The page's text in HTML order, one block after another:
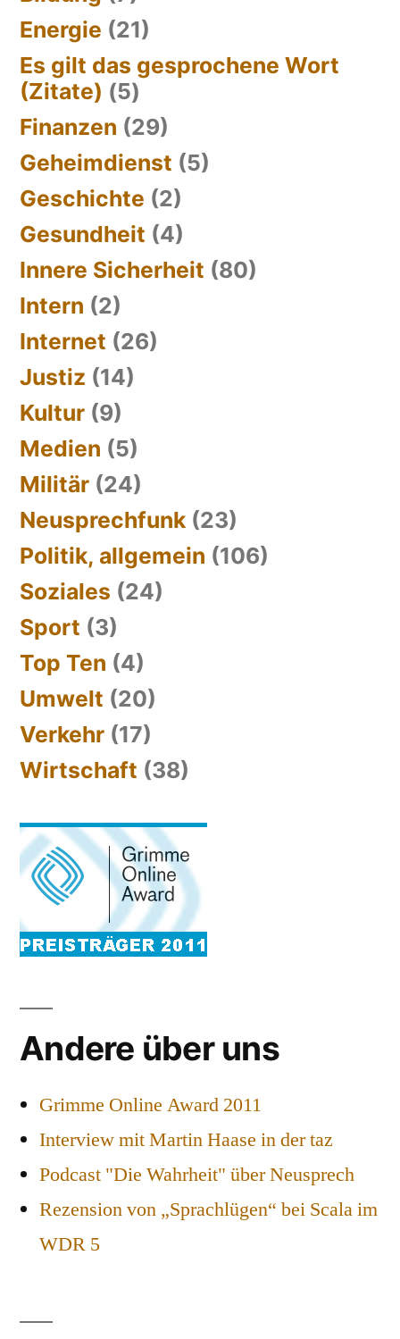
Energie (21)
Es gilt das gesprochene Wort
(Zitate) (5)
Finanzen (29)
Geheimdienst (5)
Geschichte (2)
Gesundheit (4)
Innere Sicherheit (80)
Intern (2)
Internet (26)
Justiz (14)
Kultur (9)
Medien (5)
Militär (24)
Neusprechfunk (23)
Politik, allgemein (106)
Soziales (24)
Sport (3)
Top Ten (4)
Umwelt (20)
Verkehr (17)
Wirtschaft (38)
Andere über uns
Grimme Online Award 2011
Interview mit Martin Haase in der taz
Podcast "Die Wahrheit" über Neusprech
Rezension von „Sprachlügen“ bei Scala im
WDR 5